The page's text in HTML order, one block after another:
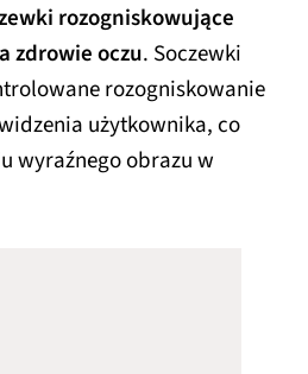
rozogniskowujące
zdrowie oczu. Soczewki
rozogniskowanie
użytkownika, co
wyraźnego obrazu w